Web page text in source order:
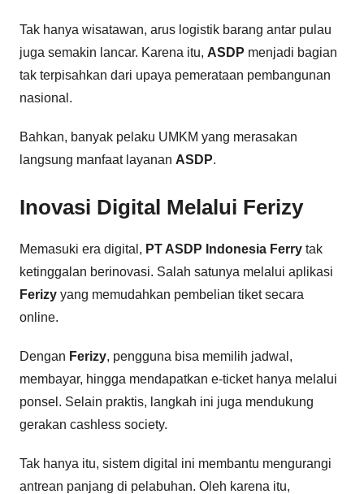
Tak hanya wisatawan, arus logistik barang antar pulau
juga semakin lancar. Karena itu, ASDP menjadi bagian
tak terpisahkan dari upaya pemerataan pembangunan
nasional.
Bahkan, banyak pelaku UMKM yang merasakan
langsung manfaat layanan ASDP.
Inovasi Digital Melalui Ferizy
Memasuki era digital, PT ASDP Indonesia Ferry tak
ketinggalan berinovasi. Salah satunya melalui aplikasi
Ferizy yang memudahkan pembelian tiket secara
online.
Dengan Ferizy, pengguna bisa memilih jadwal,
membayar, hingga mendapatkan e-ticket hanya melalui
ponsel. Selain praktis, langkah ini juga mendukung
gerakan cashless society.
Tak hanya itu, sistem digital ini membantu mengurangi
antrean panjang di pelabuhan. Oleh karena itu,